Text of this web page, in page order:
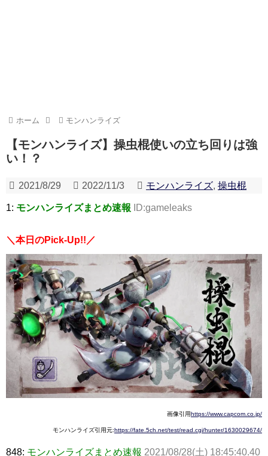
ホーム モンハンライズ
【モンハンライズ】操虫棍使いの立ち回りは強
い！？
2021/8/29 2022/11/3 モンハンライズ,操虫棍
1: モンハンライズまとめ速報 ID:gameleaks
＼本日のPick-Up!!／
画像引用https://www.capcom.co.jp/
モンハンライズ引用元:https://fate.5ch.net/test/read.cgi/hunter/1630029674/
848: モンハンライズまとめ速報 2021/08/28(土) 18:45:40.40